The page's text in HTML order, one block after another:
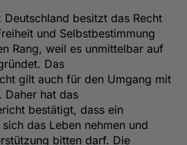
besitzt das Recht
und Selbstbestimmung
Rang, weil es unmittelbar auf
Das
gilt auch für den Umgang mit
Daher hat das
bestätigt, dass ein
das Leben nehmen und
bitten darf. Die